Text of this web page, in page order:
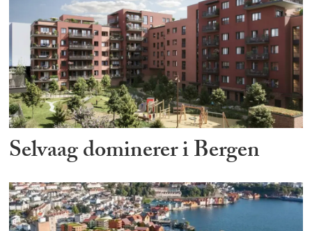
Selvaag dominerer i Bergen